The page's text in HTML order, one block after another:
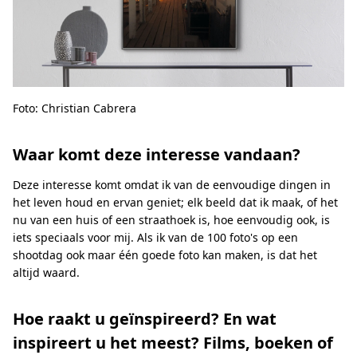
Foto: Christian Cabrera
Waar komt deze interesse vandaan?
Deze interesse komt omdat ik van de eenvoudige dingen in
het leven houd en ervan geniet; elk beeld dat ik maak, of het
nu van een huis of een straathoek is, hoe eenvoudig ook, is
iets speciaals voor mij. Als ik van de 100 foto's op een
shootdag ook maar één goede foto kan maken, is dat het
altijd waard.
Hoe raakt u geïnspireerd? En wat
inspireert u het meest? Films, boeken of